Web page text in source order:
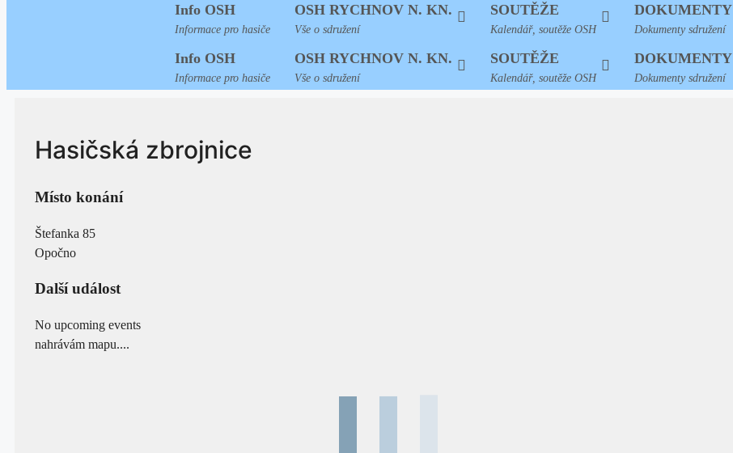
Info OSH
Informace pro hasiče
OSH RYCHNOV N. KN.
Vše o sdružení
SOUTĚŽE
Kalendář, soutěže OSH
DOKUMENTY
Dokumenty sdružení
Info OSH
Informace pro hasiče
OSH RYCHNOV N. KN.
Vše o sdružení
SOUTĚŽE
Kalendář, soutěže OSH
DOKUMENTY
Dokumenty sdružení
Hasičská zbrojnice
Místo konání
Štefanka 85
Opočno
Další událost
No upcoming events
nahrávám mapu....